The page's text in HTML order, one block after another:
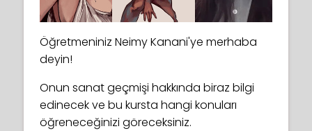
Öğretmeniniz Neimy Kanani'ye merhaba
deyin!
Onun sanat geçmişi hakkında biraz bilgi
edinecek ve bu kursta hangi konuları
öğreneceğinizi göreceksiniz.